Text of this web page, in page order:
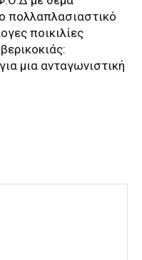
πολλαπλασιαστικό
ποικιλίες
μια ανταγωνιστική